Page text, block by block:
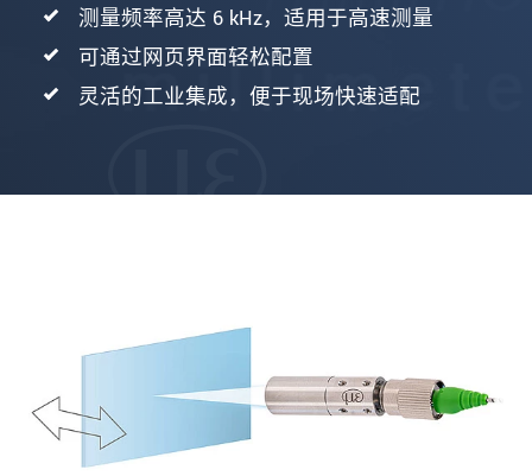
测量频率高达 6 kHz，适用于高速测量
可通过网页界面轻松配置
灵活的工业集成，便于现场快速适配